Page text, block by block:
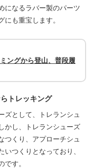
になるラバー製のパーツ
も重宝します。
ングから登山、普段履
トレッキング
ズとして、トレランシュ
かし、トレランシューズ
つくり、アプローチシュ
つくりとなっており、
です。